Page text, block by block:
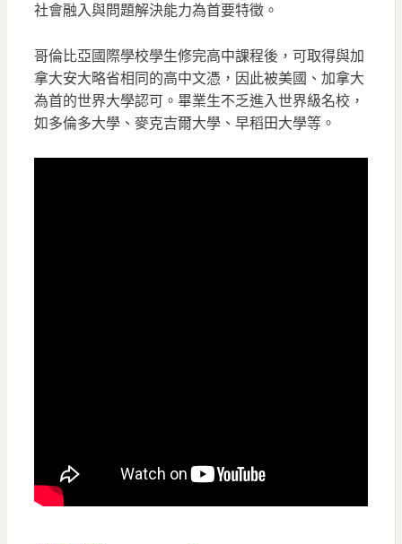
社會融入與問題解決能力為首要特徵。
哥倫比亞國際學校學生修完高中課程後，可取得與加
拿大安大略省相同的高中文憑，因此被美國、加拿大
為首的世界大學認可。畢業生不乏進入世界級名校，
如多倫多大學、麥克吉爾大學、早稻田大學等。